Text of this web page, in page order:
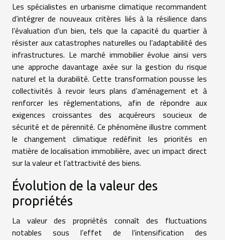
Les spécialistes en urbanisme climatique recommandent
d’intégrer de nouveaux critères liés à la résilience dans
l’évaluation d’un bien, tels que la capacité du quartier à
résister aux catastrophes naturelles ou l’adaptabilité des
infrastructures. Le marché immobilier évolue ainsi vers
une approche davantage axée sur la gestion du risque
naturel et la durabilité. Cette transformation pousse les
collectivités à revoir leurs plans d’aménagement et à
renforcer les réglementations, afin de répondre aux
exigences croissantes des acquéreurs soucieux de
sécurité et de pérennité. Ce phénomène illustre comment
le changement climatique redéfinit les priorités en
matière de localisation immobilière, avec un impact direct
sur la valeur et l’attractivité des biens.
Évolution de la valeur des
propriétés
La valeur des propriétés connaît des fluctuations
notables sous l’effet de l’intensification des